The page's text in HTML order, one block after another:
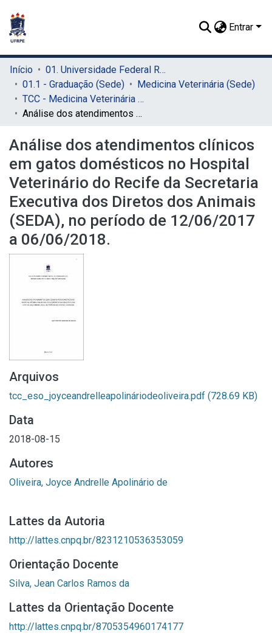
Entrar
Início
01. Universidade Federal Rural de Pernambuco - UFRPE (Sede)
01.1 - Graduação (Sede)
Medicina Veterinária (Sede)
TCC - Medicina Veterinária (Sede)
Análise dos atendimentos clínicos em gatos domésticos no Hospital Veterinário do Recife da Secretaria Executiva dos Diretos dos Animais (SEDA), no período de 12/06/2017 a 06/06/2018.
Análise dos atendimentos clínicos
em gatos domésticos no Hospital
Veterinário do Recife da Secretaria
Executiva dos Diretos dos Animais
(SEDA), no período de 12/06/2017
a 06/06/2018.
Arquivos
tcc_eso_joyceandrelleapolináriodeoliveira.pdf (728.69 KB)
Data
2018-08-15
Autores
Oliveira, Joyce Andrelle Apolinário de
Lattes da Autoria
http://lattes.cnpq.br/8231210536353059
Orientação Docente
Silva, Jean Carlos Ramos da
Lattes da Orientação Docente
http://lattes.cnpq.br/8705354960174177